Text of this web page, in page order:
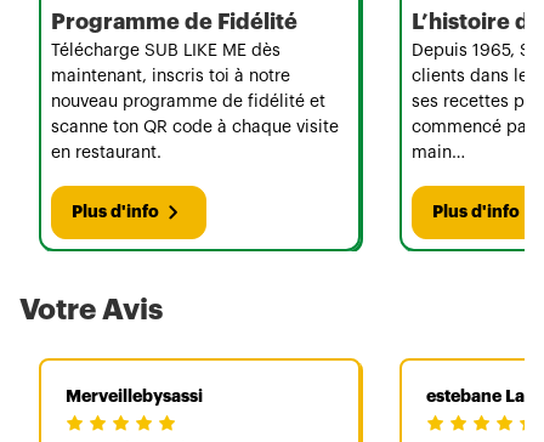
Programme de Fidélité
Télécharge SUB LIKE ME dès
maintenant, inscris toi à notre
nouveau programme de fidélité et
scanne ton QR code à chaque visite
en restaurant.
Plus d'info
L’histoire
Depuis 1965,
clients dans le
ses recettes
commencé par
main…
Plus d'info
Votre Avis
Merveillebysassi estebane